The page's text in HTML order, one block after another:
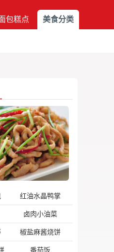
包糕点 美食分类
红油水晶鸭掌
卤肉小油菜
椒盐麻酱烧饼
番茄饭